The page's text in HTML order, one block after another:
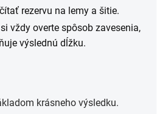
rezervu na lemy a šitie.
vždy overte spôsob zavesenia,
výslednú dĺžku.
krásneho výsledku.